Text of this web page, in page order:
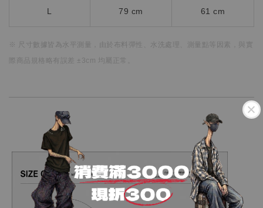
L 79 cm 61 cm
※ 尺寸數據皆為水平測量， 由於布料彈性、水洗處理、測量點等因素，
與實
際商品規格略有誤差 ±3cm 均屬正常。